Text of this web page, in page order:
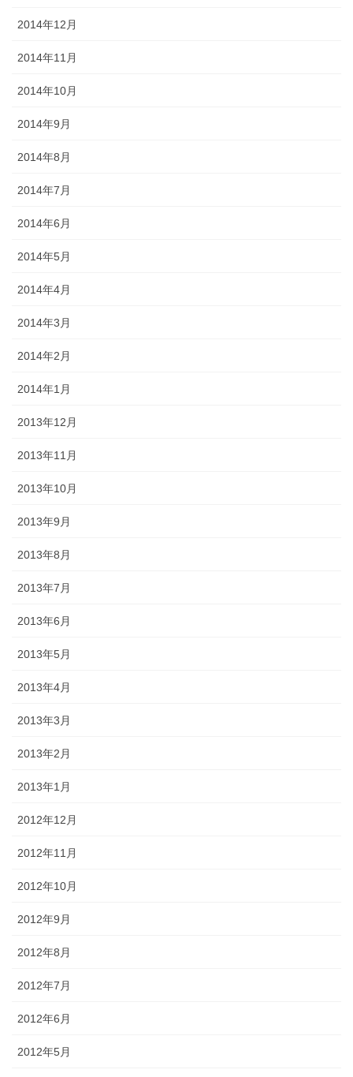
2014年12月
2014年11月
2014年10月
2014年9月
2014年8月
2014年7月
2014年6月
2014年5月
2014年4月
2014年3月
2014年2月
2014年1月
2013年12月
2013年11月
2013年10月
2013年9月
2013年8月
2013年7月
2013年6月
2013年5月
2013年4月
2013年3月
2013年2月
2013年1月
2012年12月
2012年11月
2012年10月
2012年9月
2012年8月
2012年7月
2012年6月
2012年5月